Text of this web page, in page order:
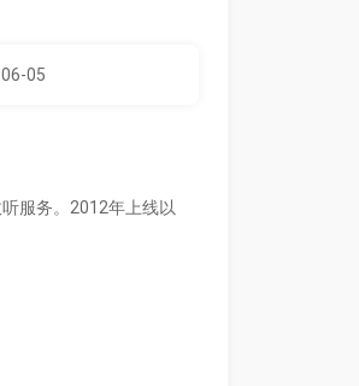
05
服务。2012年上线以